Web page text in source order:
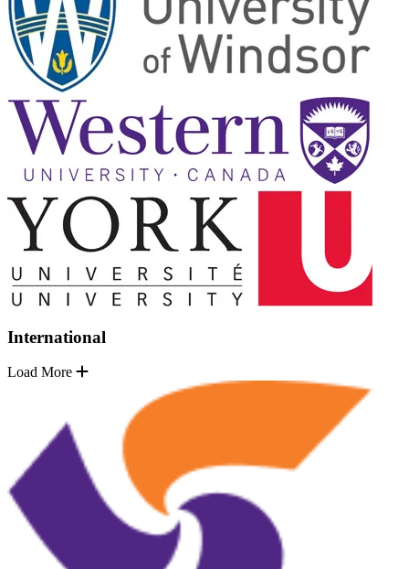
International
Load More